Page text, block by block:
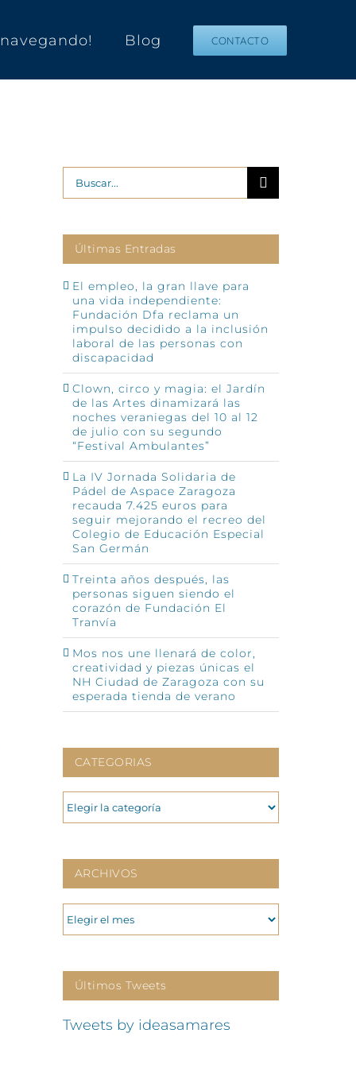
navegando! Blog CONTACTO
Buscar:
Últimas Entradas
El empleo, la gran llave para
una vida independiente:
Fundación Dfa reclama un
impulso decidido a la inclusión
laboral de las personas con
discapacidad
Clown, circo y magia: el Jardín
de las Artes dinamizará las
noches veraniegas del 10 al 12
de julio con su segundo
“Festival Ambulantes”
La IV Jornada Solidaria de
Pádel de Aspace Zaragoza
recauda 7.425 euros para
seguir mejorando el recreo del
Colegio de Educación Especial
San Germán
Treinta años después, las
personas siguen siendo el
corazón de Fundación El
Tranvía
Mos nos une llenará de color,
creatividad y piezas únicas el
NH Ciudad de Zaragoza con su
esperada tienda de verano
CATEGORIAS
CATEGORIAS
ARCHIVOS
ARCHIVOS
Últimos Tweets
Tweets by ideasamares